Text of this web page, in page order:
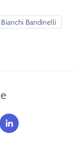
Bandinelli